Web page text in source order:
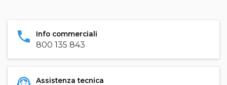
phone Info commerciali
800 135 843
Assistenza tecnica